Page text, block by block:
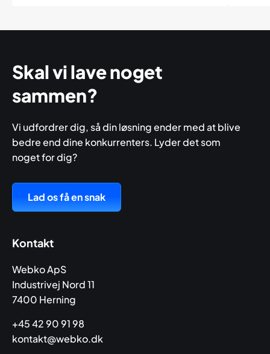
Skal vi lave noget
sammen?
Vi udfordrer dig, så din løsning ender med at blive
bedre end dine konkurrenters. Lyder det som
noget for dig?
Lad os få en snak
Kontakt
Webko ApS
Industrivej Nord 11
7400 Herning
+45 42 90 91 98
kontakt@webko.dk